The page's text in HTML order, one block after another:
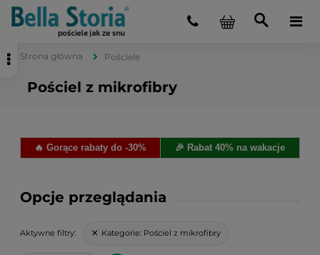
Strona główna Pościele
Pościel z mikrofibry
🔥 Gorące rabaty do -30% 🎉 Rabat 40% na wakacje
Opcje przeglądania
Aktywne filtry: Kategorie: Pościel z mikrofibry